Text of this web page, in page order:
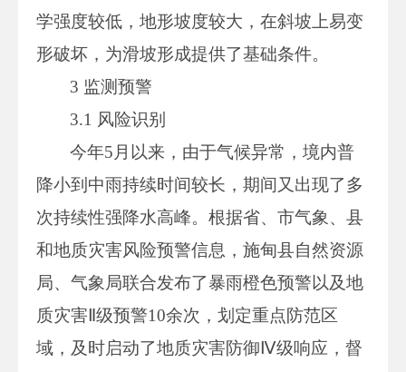
学强度较低，地形坡度较大，在斜坡上易变
形破坏，为滑坡形成提供了基础条件。
3 监测预警
3.1 风险识别
今年5月以来，由于气候异常，境内普
降小到中雨持续时间较长，期间又出现了多
次持续性强降水高峰。根据省、市气象、县
和地质灾害风险预警信息，施甸县自然资源
局、气象局联合发布了暴雨橙色预警以及地
质灾害Ⅱ级预警10余次，划定重点防范区
域，及时启动了地质灾害防御Ⅳ级响应，督